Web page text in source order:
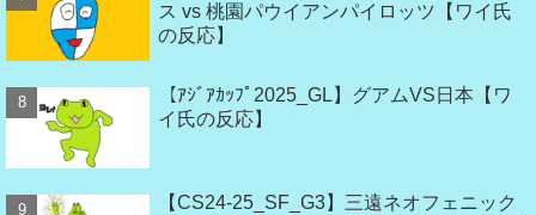
ス vs 桃園パウイアンパイロッツ【ワイ氏
の反応】
【ｱｼﾞｱｶｯﾌﾟ2025_GL】グアムVS日本【ワ
イ氏の反応】
【CS24-25_SF_G3】三遠ネオフェニック